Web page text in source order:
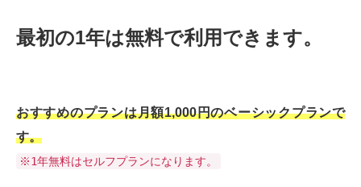
最初の1年は無料で利用できます。
おすすめのプランは月額1,000円のベーシックプランで
す。
※1年無料はセルフプランになります。